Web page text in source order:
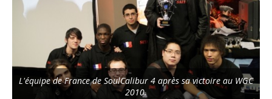
L'équipe de France de SoulCalibur 4 après sa victoire au WGC
2010.